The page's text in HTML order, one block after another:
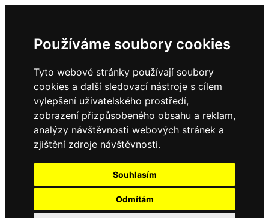
Používáme soubory cookies
Tyto webové stránky používají soubory
cookies a další sledovací nástroje s cílem
vylepšení uživatelského prostředí,
zobrazení přizpůsobeného obsahu a reklam,
analýzy návštěvnosti webových stránek a
zjištění zdroje návštěvnosti.
Souhlasím
Odmítám